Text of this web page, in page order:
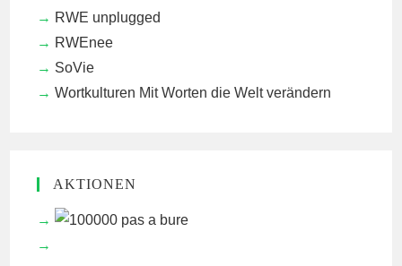
RWE unplugged
RWEnee
SoVie
Wortkulturen Mit Worten die Welt verändern
AKTIONEN